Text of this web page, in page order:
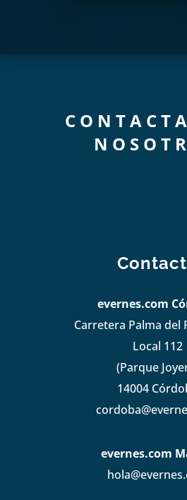
evernes.com
Carretera Palma del
Local 112
(Parque
14004
evernes.com